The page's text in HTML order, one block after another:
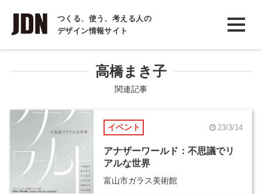
つくる、使う、考える人の
デザイン情報サイト
INTERVIEW
インタビュー
COLUMN
コラム
高橋まき子
関連記事
イベント 23/3/14
アナザーワールド：不思議でリ
アルな世界
富山市ガラス美術館